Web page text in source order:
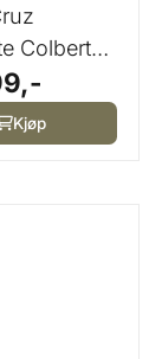
Colbert
Kjøp